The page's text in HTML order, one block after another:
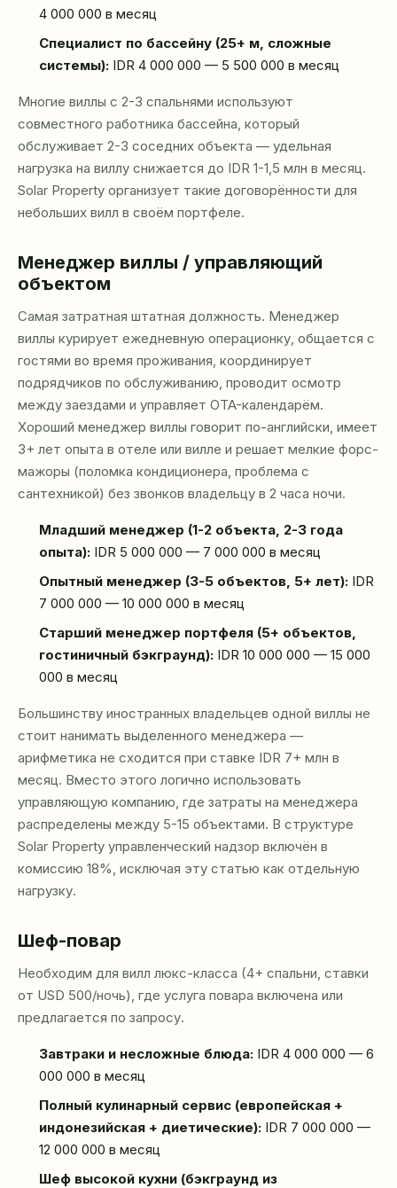
4 000 000 в месяц
Специалист по бассейну (25+ м, сложные
системы): IDR 4 000 000 — 5 500 000 в месяц
Многие виллы с 2-3 спальнями используют
совместного работника бассейна, который
обслуживает 2-3 соседних объекта — удельная
нагрузка на виллу снижается до IDR 1-1,5 млн в месяц.
Solar Property организует такие договорённости для
небольших вилл в своём портфеле.
Менеджер виллы / управляющий
объектом
Самая затратная штатная должность. Менеджер
виллы курирует ежедневную операционку, общается с
гостями во время проживания, координирует
подрядчиков по обслуживанию, проводит осмотр
между заездами и управляет OTA-календарём.
Хороший менеджер виллы говорит по-английски, имеет
3+ лет опыта в отеле или вилле и решает мелкие форс-
мажоры (поломка кондиционера, проблема с
сантехникой) без звонков владельцу в 2 часа ночи.
Младший менеджер (1-2 объекта, 2-3 года
опыта): IDR 5 000 000 — 7 000 000 в месяц
Опытный менеджер (3-5 объектов, 5+ лет): IDR
7 000 000 — 10 000 000 в месяц
Старший менеджер портфеля (5+ объектов,
гостиничный бэкграунд): IDR 10 000 000 — 15 000
000 в месяц
Большинству иностранных владельцев одной виллы не
стоит нанимать выделенного менеджера —
арифметика не сходится при ставке IDR 7+ млн в
месяц. Вместо этого логично использовать
управляющую компанию, где затраты на менеджера
распределены между 5-15 объектами. В структуре
Solar Property управленческий надзор включён в
комиссию 18%, исключая эту статью как отдельную
нагрузку.
Шеф-повар
Необходим для вилл люкс-класса (4+ спальни, ставки
от USD 500/ночь), где услуга повара включена или
предлагается по запросу.
Завтраки и несложные блюда: IDR 4 000 000 — 6
000 000 в месяц
Полный кулинарный сервис (европейская +
индонезийская + диетические): IDR 7 000 000 —
12 000 000 в месяц
Шеф высокой кухни (бэкграунд из